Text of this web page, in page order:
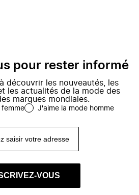
pour rester informé
découvrir les nouveautés, les
les actualités de la mode des
marques mondiales.
J'aime la mode homme
VOUS